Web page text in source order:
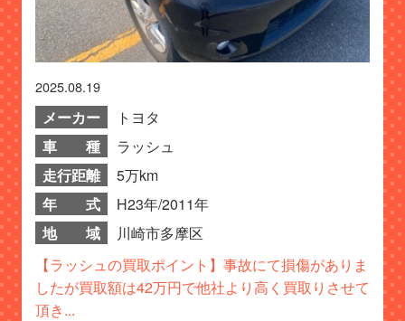
2025.08.19
メーカー
トヨタ
車 種
ラッシュ
走行距離
5万km
年 式
H23年/2011年
地 域
川崎市多摩区
【ラッシュの買取ポイント】事故にて損傷がありま
したが買取額は42万円で他社より高く買取りさせて
頂き...